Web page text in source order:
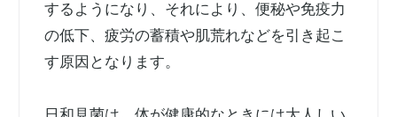
するようになり、それにより、便秘や免疫力
の低下、疲労の蓄積や肌荒れなどを引き起こ
す原因となります。